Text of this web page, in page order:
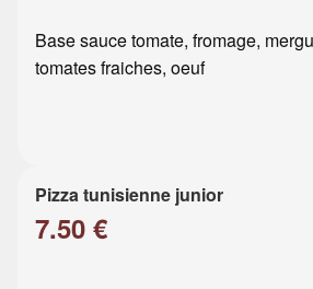
Base sauce tomate, fromage,
tomates fraiches, oeuf
Pizza tunisienne junior
7.50 €